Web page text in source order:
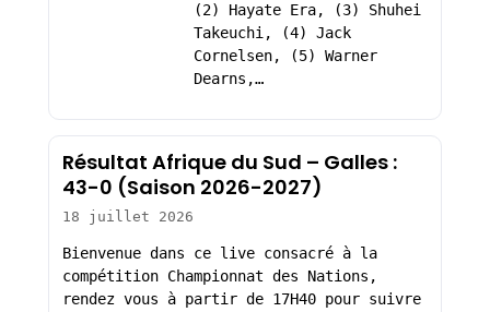
(2) Hayate Era, (3) Shuhei
Takeuchi, (4) Jack
Cornelsen, (5) Warner
Dearns,…
Résultat Afrique du Sud – Galles :
43-0 (Saison 2026-2027)
18 juillet 2026
Bienvenue dans ce live consacré à la
compétition Championnat des Nations,
rendez vous à partir de 17H40 pour suivre